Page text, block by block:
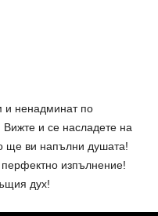
и ненадминат по
Вижте и се насладете на
ще ви напълни душата!
изпълнение!
дух!